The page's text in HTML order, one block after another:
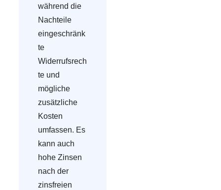
während die
Nachteile
eingeschränk
te
Widerrufsrech
te und
mögliche
zusätzliche
Kosten
umfassen. Es
kann auch
hohe Zinsen
nach der
zinsfreien